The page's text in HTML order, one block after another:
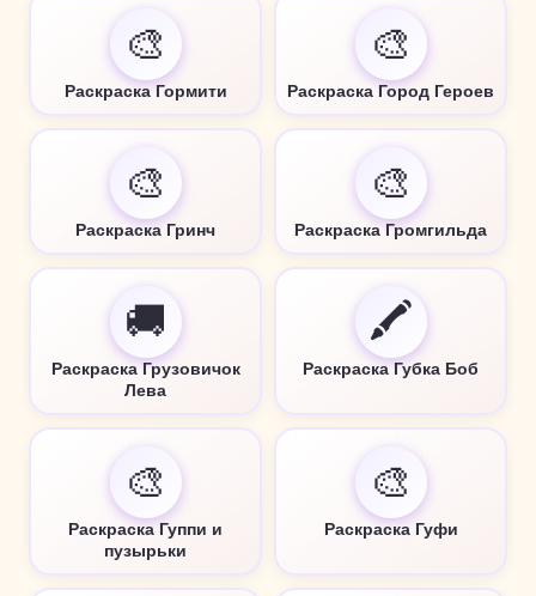
🎨
Раскраска Гормити
🎨
Раскраска Город Героев
🎨
Раскраска Гринч
🎨
Раскраска Громгильда
🚚
Раскраска Грузовичок
Лева
🖍️
Раскраска Губка Боб
🎨
Раскраска Гуппи и
пузырьки
🎨
Раскраска Гуфи